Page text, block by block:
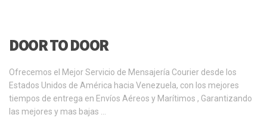
DOOR TO DOOR
Ofrecemos el Mejor Servicio de Mensajería Courier desde los
Estados Unidos de América hacia Venezuela, con los mejores
tiempos de entrega en Envíos Aéreos y Marítimos , Garantizando
las mejores y mas bajas …